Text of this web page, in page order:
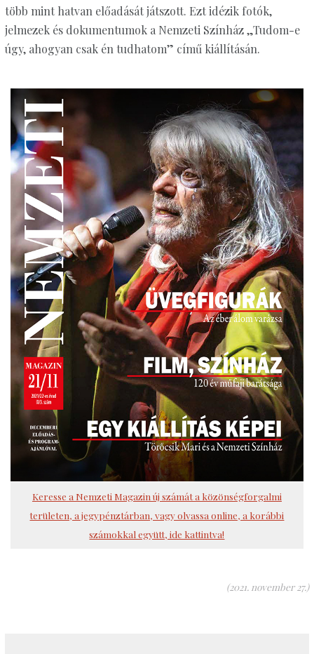
több mint hatvan előadását játszott. Ezt idézik fotók,
jelmezek és dokumentumok a Nemzeti Színház „Tudom-e
úgy, ahogyan csak én tudhatom” című kiállításán.
Keresse a Nemzeti Magazin új számát a közönségforgalmi
területen, a jegypénztárban, vagy olvassa online, a korábbi
számokkal együtt, ide kattintva!
(2021. november 27.)